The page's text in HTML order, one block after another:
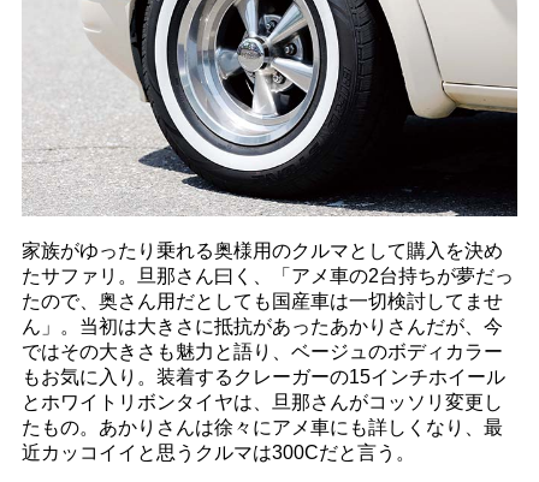
家族がゆったり乗れる奥様用のクルマとして購入を決め
たサファリ。旦那さん曰く、「アメ車の2台持ちが夢だっ
たので、奥さん用だとしても国産車は一切検討してませ
ん」。当初は大きさに抵抗があったあかりさんだが、今
ではその大きさも魅力と語り、ベージュのボディカラー
もお気に入り。装着するクレーガーの15インチホイール
とホワイトリボンタイヤは、旦那さんがコッソリ変更し
たもの。あかりさんは徐々にアメ車にも詳しくなり、最
近カッコイイと思うクルマは300Cだと言う。